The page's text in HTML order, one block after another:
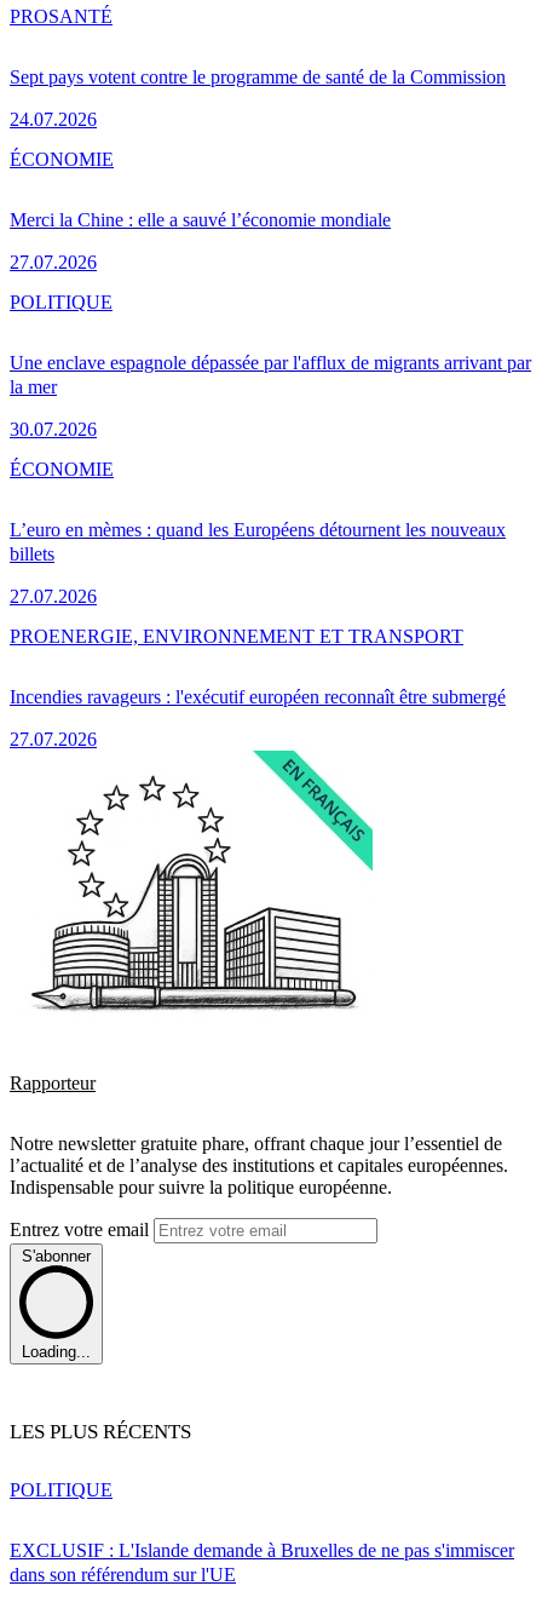
Sept pays votent contre le programme de santé de la Commission
24.07.2026
PROSANTÉ
Merci la Chine : elle a sauvé l’économie mondiale
27.07.2026
ÉCONOMIE
Une enclave espagnole dépassée par l'afflux de migrants arrivant par
la mer
30.07.2026
POLITIQUE
L’euro en mèmes : quand les Européens détournent les nouveaux
billets
27.07.2026
ÉCONOMIE
Incendies ravageurs : l'exécutif européen reconnaît être submergé
27.07.2026
PROENERGIE, ENVIRONNEMENT ET TRANSPORT
Rapporteur
Notre newsletter gratuite phare, offrant chaque jour l’essentiel de
l’actualité et de l’analyse des institutions et capitales européennes.
Indispensable pour suivre la politique européenne.
Entrez votre email
S'abonner
Loading...
LES PLUS RÉCENTS
EXCLUSIF : L'Islande demande à Bruxelles de ne pas s'immiscer
dans son référendum sur l'UE
POLITIQUE